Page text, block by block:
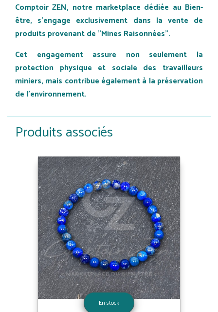
Comptoir ZEN, notre marketplace dédiée au Bien-
être, s'engage exclusivement dans la vente de
produits provenant de "Mines Raisonnées".
Cet engagement assure non seulement la
protection physique et sociale des travailleurs
miniers, mais contribue également à la préservation
de l'environnement.
Produits associés
En stock